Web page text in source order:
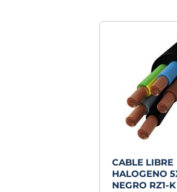
CABLE LIBRE
HALOGENO
NEGRO RZ1-K